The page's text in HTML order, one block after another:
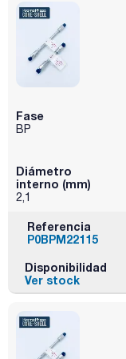
Fase
BP
Diámetro
interno (mm)
2,1
Referencia
P0BPM22115
Disponibilidad
Ver stock